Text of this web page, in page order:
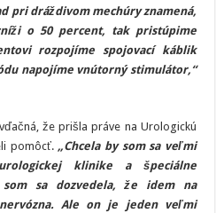
pri dráždivom mechúry znamená,
o 50 percent, tak pristúpime
rozpojíme spojovací káblik
napojíme vnútorný stimulátor,“
že prišla práve na Urologickú
pomôcť. „Chcela by som sa veľmi
klinike a špeciálne
sa dozvedela, že idem na
Ale on je jeden veľmi